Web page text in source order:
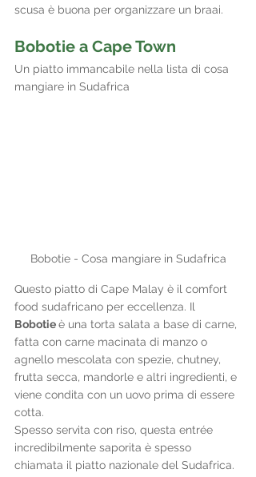
scusa è buona per organizzare un braai.
Bobotie a Cape Town
Un piatto immancabile nella lista di cosa
mangiare in Sudafrica
Bobotie - Cosa mangiare in Sudafrica
Questo piatto di Cape Malay è il comfort
food sudafricano per eccellenza. Il
Bobotie è una torta salata a base di carne,
fatta con carne macinata di manzo o
agnello mescolata con spezie, chutney,
frutta secca, mandorle e altri ingredienti, e
viene condita con un uovo prima di essere
cotta.
Spesso servita con riso, questa entrée
incredibilmente saporita è spesso
chiamata il piatto nazionale del Sudafrica.